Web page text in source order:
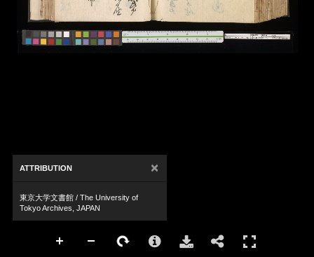
ATTRIBUTION ×
東京大学文書館 / The University of
Tokyo Archives, JAPAN